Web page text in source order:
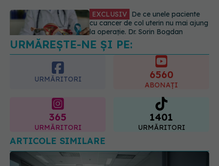
06.08.2026, 20:45
EXCLUSIV Ce grăbește apariția
ridurilor. Nu este doar vârsta. Ce
spun dermatologii
URMĂREȘTE-NE ȘI PE:
URMĂRITORI 6560
ABONAȚI
365
URMĂRITORI
1401
URMĂRITORI
ARTICOLE SIMILARE